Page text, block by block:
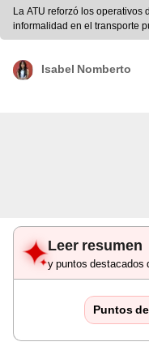
La ATU reforzó los
informalidad en el transporte
Isabel Nomberto
Leer resumen
y puntos destacados
Puntos